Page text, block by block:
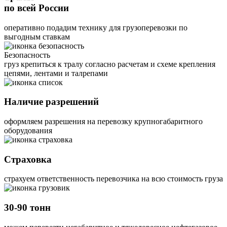
по всей России
оперативно подадим технику для грузоперевозки по
выгодным ставкам
Безопасность
груз крепиться к тралу согласно расчетам и схеме крепления
цепями, лентами и талрепами
Наличие разрешений
оформляем разрешения на перевозку крупногабаритного
оборудования
Страховка
страхуем ответственность перевозчика на всю стоимость груза
30-90 тонн